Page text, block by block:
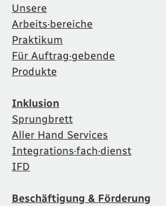
Unsere
Arbeits·bereiche
Praktikum
Für Auftrag·gebende
Produkte
Inklusion
Sprungbrett
Aller Hand Services
Integrations·fach·dienst
IFD
Beschäftigung & Förderung